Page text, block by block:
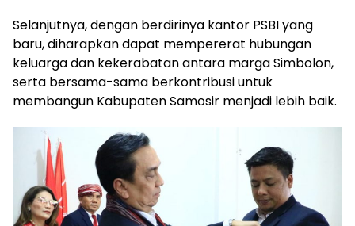
Selanjutnya, dengan berdirinya kantor PSBI yang
baru, diharapkan dapat mempererat hubungan
keluarga dan kekerabatan antara marga Simbolon,
serta bersama-sama berkontribusi untuk
membangun Kabupaten Samosir menjadi lebih baik.